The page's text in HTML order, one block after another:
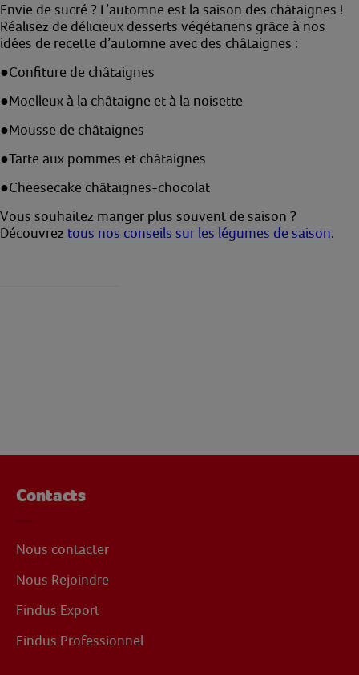
Envie de sucré ? L’automne est la saison des châtaignes !
Réalisez de délicieux desserts végétariens grâce à nos
idées de recette d’automne avec des châtaignes :
●Confiture de châtaignes
●Moelleux à la châtaigne et à la noisette
●Mousse de châtaignes
●Tarte aux pommes et châtaignes
●Cheesecake châtaignes-chocolat
Vous souhaitez manger plus souvent de saison ?
Découvrez tous nos conseils sur les légumes de saison.
Contacts
Nous contacter
Nous Rejoindre
Findus Export
Findus Professionnel